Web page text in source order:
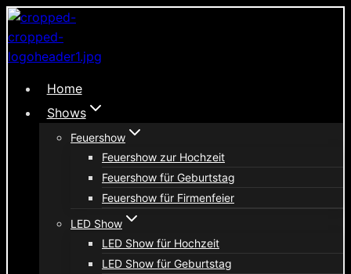
Zum
Inhalt
springen
Home
Shows
Feuershow
Feuershow zur Hochzeit
Feuershow für Geburtstag
Feuershow für Firmenfeier
LED Show
LED Show für Hochzeit
LED Show für Geburtstag